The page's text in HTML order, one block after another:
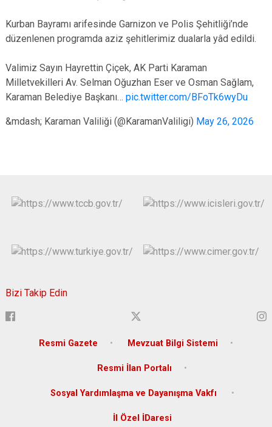
Kurban Bayramı arifesinde Garnizon ve Polis Şehitliği’nde
düzenlenen programda aziz şehitlerimiz dualarla yâd edildi.
Valimiz Sayın Hayrettin Çiçek, AK Parti Karaman
Milletvekilleri Av. Selman Oğuzhan Eser ve Osman Sağlam,
Karaman Belediye Başkanı… pic.twitter.com/BFoTk6wyDu
&mdash; Karaman Valiliği (@KaramanValiligi) May 26, 2026
Bizi Takip Edin
Resmi Gazete Mevzuat Bilgi Sistemi
Resmi İlan Portalı
Sosyal Yardımlaşma ve Dayanışma Vakfı
İl Özel İDaresi